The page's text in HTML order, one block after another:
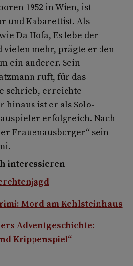
1952 in Wien, ist
und Kabarettist. Als
Da Hofa, Es lebe der
mehr, prägte er den
ein anderer. Sein
ruft, für das
schrieb, erreichte
hinaus ist er als Solo-
erfolgreich. Nach
Frauenausborger“ sein
interessieren
Mord am Kehlsteinhaus
Adventgeschichte:
Krippenspiel“